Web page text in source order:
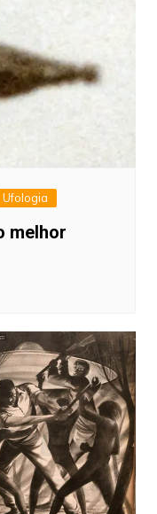
Ufologia
melhor